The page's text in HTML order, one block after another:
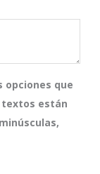
opciones que
textos están